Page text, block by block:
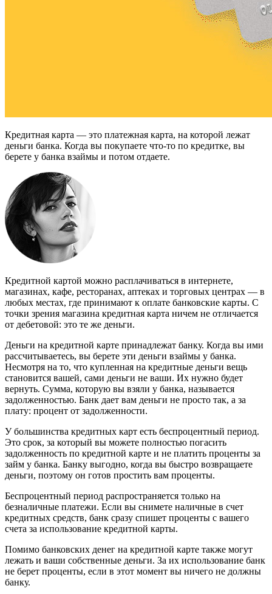
Кредитная карта — это платежная карта, на которой лежат
деньги банка. Когда вы покупаете что-то по кредитке, вы
берете у банка взаймы и потом отдаете.
Кредитной картой можно расплачиваться в интернете,
магазинах, кафе, ресторанах, аптеках и торговых центрах — в
любых местах, где принимают к оплате банковские карты. С
точки зрения магазина кредитная карта ничем не отличается
от дебетовой: это те же деньги.
Деньги на кредитной карте принадлежат банку. Когда вы ими
рассчитываетесь, вы берете эти деньги взаймы у банка.
Несмотря на то, что купленная на кредитные деньги вещь
становится вашей, сами деньги не ваши. Их нужно будет
вернуть. Сумма, которую вы взяли у банка, называется
задолженностью. Банк дает вам деньги не просто так, а за
плату: процент от задолженности.
У большинства кредитных карт есть беспроцентный период.
Это срок, за который вы можете полностью погасить
задолженность по кредитной карте и не платить проценты за
займ у банка. Банку выгодно, когда вы быстро возвращаете
деньги, поэтому он готов простить вам проценты.
Беспроцентный период распространяется только на
безналичные платежи. Если вы снимете наличные в счет
кредитных средств, банк сразу спишет проценты с вашего
счета за использование кредитной карты.
Помимо банковских денег на кредитной карте также могут
лежать и ваши собственные деньги. За их использование банк
не берет проценты, если в этот момент вы ничего не должны
банку.